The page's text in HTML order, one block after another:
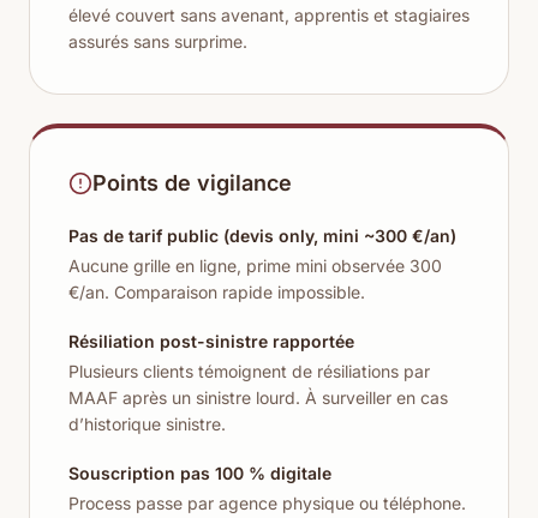
élevé couvert sans avenant, apprentis et stagiaires
assurés sans surprime.
Points de vigilance
Pas de tarif public (devis only, mini ~300 €/an)
Aucune grille en ligne, prime mini observée 300
€/an. Comparaison rapide impossible.
Résiliation post-sinistre rapportée
Plusieurs clients témoignent de résiliations par
MAAF après un sinistre lourd. À surveiller en cas
d’historique sinistre.
Souscription pas 100 % digitale
Process passe par agence physique ou téléphone.